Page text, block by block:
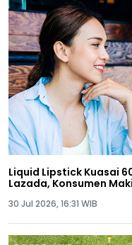
Liquid Lipstick Kuasai
Lazada, Konsumen
30 Jul 2026, 16:31 WIB